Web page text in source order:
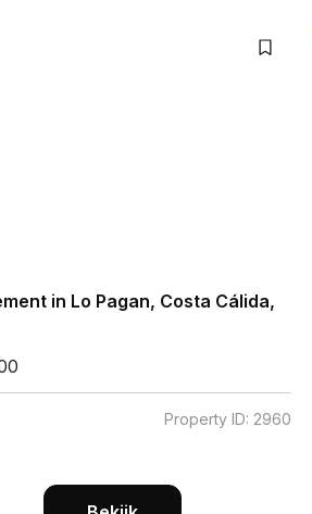
in Lo Pagan, Costa Cálida,
Property ID: 2960